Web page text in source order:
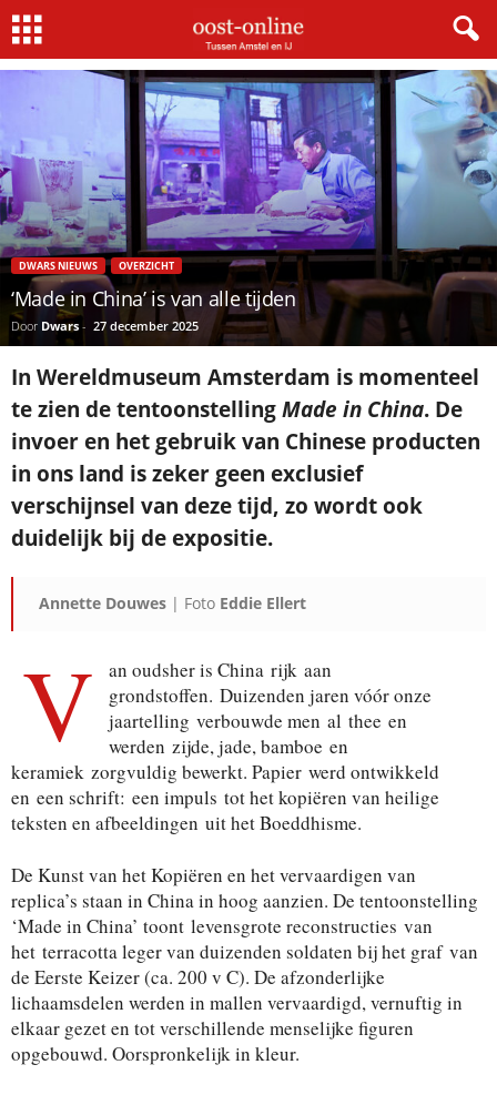
Home ‘Made in China’ is van alle tijden
DWARS NIEUWS OVERZICHT
‘Made in China’ is van alle tijden
Door Dwars - 27 december 2025
In Wereldmuseum Amsterdam is momenteel
te zien de tentoonstellingMade in China. De
invoer en het gebruik van Chinese producten
in ons land is zeker geen exclusief
verschijnsel van deze tijd, zo wordt ook
duidelijk bij de expositie.
Annette Douwes | Foto Eddie Ellert
V
an oudsher is China rijk aan
grondstoffen. Duizenden jaren vóór onze
jaartelling verbouwde men al thee en
werden zijde, jade, bamboe en
keramiek zorgvuldig bewerkt. Papier werd ontwikkeld
en een schrift: een impuls tot het kopiëren van heilige
teksten en afbeeldingen uit het Boeddhisme.
De Kunst van het Kopiëren en het vervaardigen van
replica’s staan in China in hoog aanzien. De tentoonstelling
‘Made in China’ toont levensgrote reconstructies van
het terracotta leger van duizenden soldaten bij het graf van
de Eerste Keizer (ca. 200 v C). De afzonderlijke
lichaamsdelen werden in mallen vervaardigd, vernuftig in
elkaar gezet en tot verschillende menselijke figuren
opgebouwd. Oorspronkelijk in kleur.